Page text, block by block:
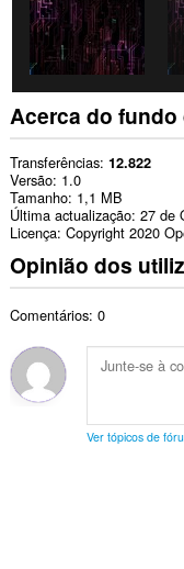
Acerca do fundo
Transferências 12.822
Versão 1.0
Tamanho 1,1 MB
Última actualização 27 de
Licença Copyright 2020
Opinião dos
Comentários: 0
Ver tópicos de